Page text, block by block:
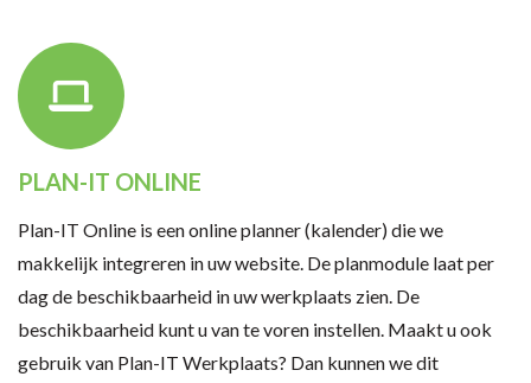
PLAN-IT ONLINE
Plan-IT Online is een online planner (kalender) die we
makkelijk integreren in uw website. De planmodule laat per
dag de beschikbaarheid in uw werkplaats zien. De
beschikbaarheid kunt u van te voren instellen. Maakt u ook
gebruik van Plan-IT Werkplaats? Dan kunnen we dit